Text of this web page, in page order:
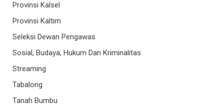
Provinsi Kalsel
Provinsi Kaltim
Seleksi Dewan Pengawas
Sosial, Budaya, Hukum Dan Kriminalitas
Streaming
Tabalong
Tanah Bumbu